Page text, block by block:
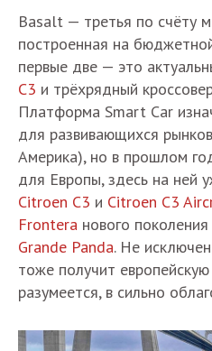
Basalt — третья по счёту
построенная на
первые две — это
C3 и трёхрядный
Платформа Smart Car
для развивающихся
Америка), но в прошлом
для Европы, здесь на ней
Citroen C3 и Citroen C3
Frontera нового
Grande Panda. Не
тоже получит европейскую
разумеется, в сильно